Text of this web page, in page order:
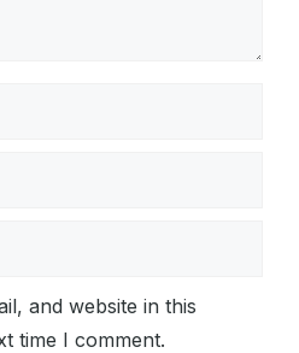
and website in this
time I comment.